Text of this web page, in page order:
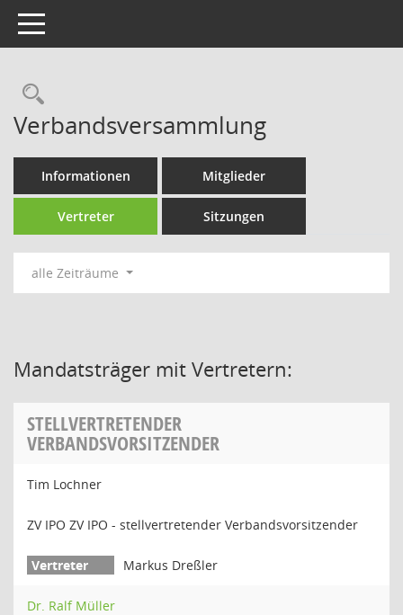
Toggle navigation
Rechercheauswahl
Verbandsversammlung
Informationen Mitglieder
Vertreter Sitzungen
alle Zeiträume
Mandatsträger mit Vertretern:
STELLVERTRETENDER
VERBANDSVORSITZENDER
Tim Lochner
ZV IPO ZV IPO - stellvertretender Verbandsvorsitzender
Markus Dreßler
Dr. Ralf Müller